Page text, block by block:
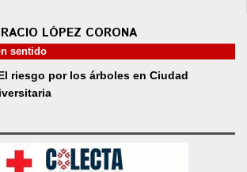
LÓPEZ CORONA
sentido
riesgo por los árboles en Ciudad